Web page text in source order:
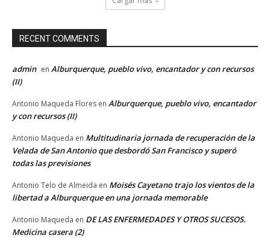
RECENT COMMENTS
admin en Alburquerque, pueblo vivo, encantador y con recursos
(II)
Antonio Maqueda Flores en Alburquerque, pueblo vivo, encantador
y con recursos (II)
Antonio Maqueda en Multitudinaria jornada de recuperación de la
Velada de San Antonio que desbordó San Francisco y superó
todas las previsiones
Antonio Telo de Almeida en Moisés Cayetano trajo los vientos de la
libertad a Alburquerque en una jornada memorable
Antonio Maqueda en DE LAS ENFERMEDADES Y OTROS SUCESOS.
Medicina casera (2)